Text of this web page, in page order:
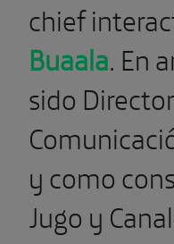
chief
Buaala. En
sido
y como
Jugo y